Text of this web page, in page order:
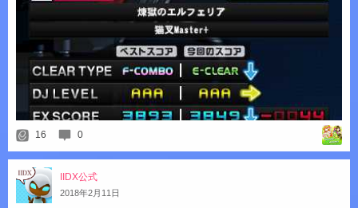
16 0
IIDX公式
2018年2月 11 日